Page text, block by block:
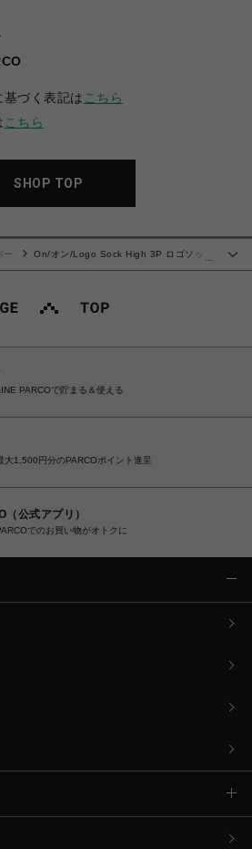
づく表記は こちら
こちら
SHOP TOP
ー
On/オン/Logo Sock High 3P ロゴソック
PARCOで貯まる＆使える
大1,500円分のPARCOポイント進呈
公式アプリ）
でのお買い物がオトクに